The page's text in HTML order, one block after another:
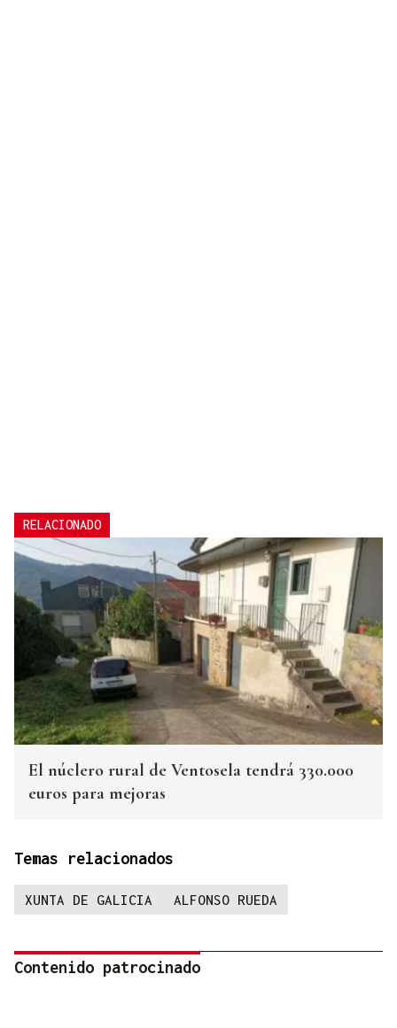
RELACIONADO
El núclero rural de Ventosela tendrá 330.000
euros para mejoras
Temas relacionados
XUNTA DE GALICIA ALFONSO RUEDA
Contenido patrocinado